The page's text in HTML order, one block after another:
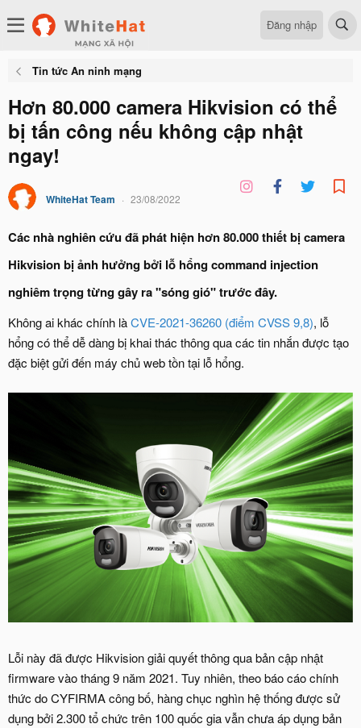
Đăng nhập
Tin tức An ninh mạng
Hơn 80.000 camera Hikvision có thể
bị tấn công nếu không cập nhật
ngay!
WhiteHat Team 23/08/2022
Các nhà nghiên cứu đã phát hiện hơn 80.000 thiết bị camera
Hikvision bị ảnh hưởng bởi lỗ hổng command injection
nghiêm trọng từng gây ra "sóng gió" trước đây.
Không ai khác chính làCVE-2021-36260 (điểm CVSS 9,8), lỗ
hổng có thể dễ dàng bị khai thác thông qua các tin nhắn được tạo
đặc biệt gửi đến máy chủ web tồn tại lỗ hổng.
Lỗi này đã được Hikvision giải quyết thông qua bản cập nhật
firmware vào tháng 9 năm 2021. Tuy nhiên, theo báo cáo chính
thức do CYFIRMA công bố, hàng chục nghìn hệ thống được sử
dụng bởi 2.300 tổ chức trên 100 quốc gia vẫn chưa áp dụng bản